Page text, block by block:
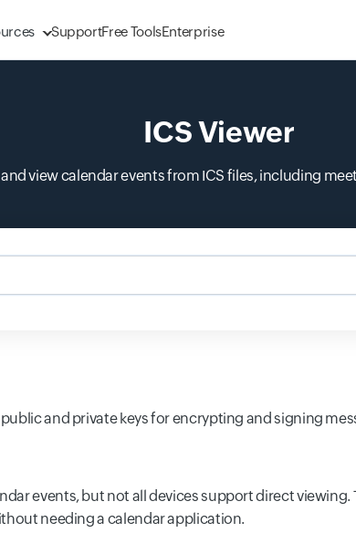
SupportFree ToolsEnterprise
ICS Viewer
view calendar events from ICS files, including
and private keys for encrypting and signing
events, but not all devices support direct
needing a calendar application.